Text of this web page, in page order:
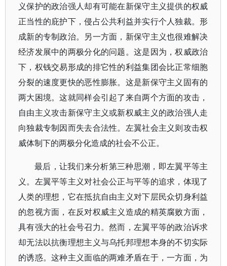
义保护的政治强人却有可能在新保守主义提供的权威
正当性的庇护下，侵占公共利益并实行个人独裁。形
成新的专制政治。另一方面，新保守主义也很难解决
经济发展中的两极分化的问题。这是因为，权威政治
下，权钱交易形成的排它性的利益集团会比正常细胞
分裂的速度更快的恶性膨胀。这是新保守主义固有的
两大困境。这就同样会引起了来自两个方面的攻击，
自由主义攻击新保守主义或新权威主义的政治强人走
向独裁专制因而失去合法性。左翼社会主义则攻击权
威体制下的两极分化造成的社会不公正。
最后，让我们来分析第三种思潮，即左翼平等主
义。左翼平等主义对社会公正与平等的追求，体现了
人类的理想，它在抵抗自由主义对下层民众切身利益
的忽视方面，在反对权威主义造成的精英腐败方面，
具有强大的社会号召力。然而，左翼平等的政治诉求
却无法以抗衡理想主义与乌托邦理想本身的不切实际
的诱惑。这种主义面临的两难矛盾在于，一方面，为